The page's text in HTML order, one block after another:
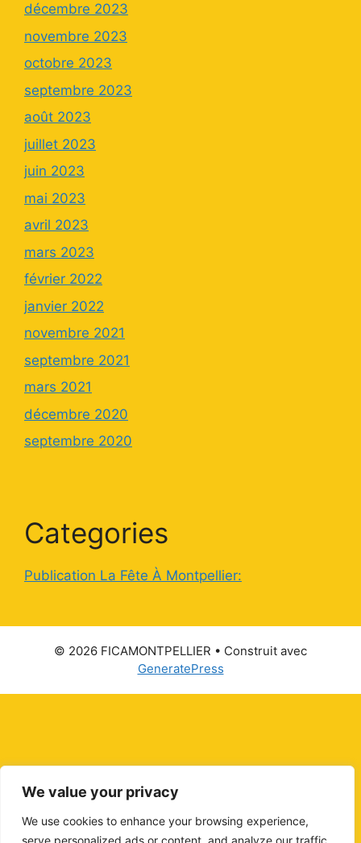
We value your privacy
We use cookies to enhance your browsing experience,
serve personalized ads or content, and analyze our traffic.
décembre 2023
novembre 2023
octobre 2023
septembre 2023
août 2023
juillet 2023
juin 2023
mai 2023
avril 2023
mars 2023
février 2022
janvier 2022
novembre 2021
septembre 2021
mars 2021
décembre 2020
septembre 2020
Categories
Publication La Fête À Montpellier:
© 2026 FICAMONTPELLIER • Construit avec
GeneratePress